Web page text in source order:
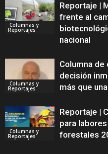
Columnas y
Reportajes
Reportaje |
frente al
nacional
Columnas y
Reportajes
Columna de
decisión
más que
Columnas y
Reportajes
Reportaje |
para
forestales